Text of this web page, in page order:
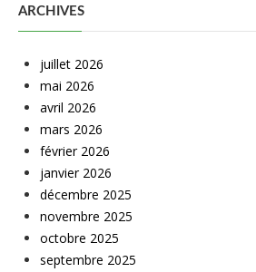
ARCHIVES
juillet 2026
mai 2026
avril 2026
mars 2026
février 2026
janvier 2026
décembre 2025
novembre 2025
octobre 2025
septembre 2025